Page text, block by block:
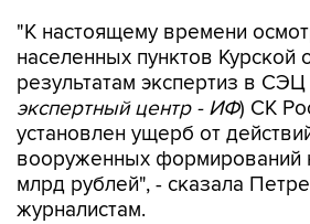
"К настоящему времени
населенных пунктов Курской
результатам экспертиз в СЭЦ
экспертный центр - ИФ) СК
установлен ущерб от
вооруженных формирований
млрд рублей", - сказала
журналистам.